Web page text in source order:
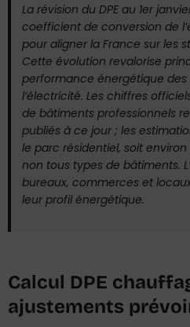
La révision du DPE au 1er
coefficient de conversion de
pour aligner la France sur les
Cette évolution revalorise
performance énergétique
l’électricité. Les chiffres
de bâtiments professionnels
publiés à ce jour ; les
le parc résidentiel, soit
non tous types de bâtiments.
bureaux, commerces et
leur profil énergétique.
Calcul DPE
ajustements